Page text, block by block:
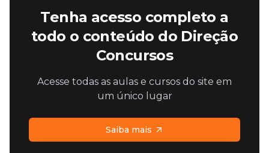
Tenha acesso completo a
todo o conteúdo do Direção
Concursos
Acesse todas as aulas e cursos do site em
um único lugar
Saiba mais